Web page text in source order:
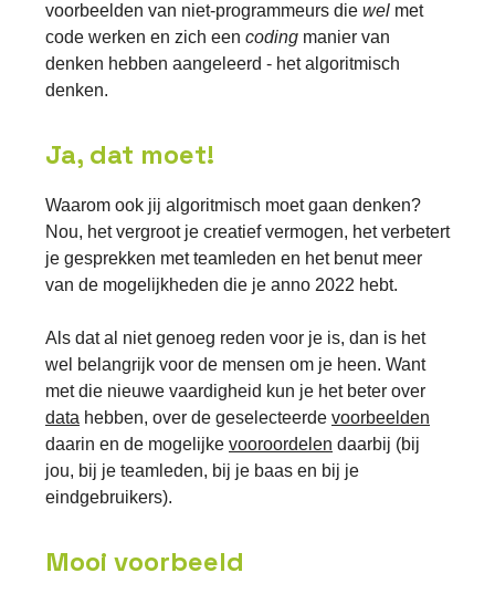
voorbeelden van niet-programmeurs die wel met
code werken en zich een coding manier van
denken hebben aangeleerd - het algoritmisch
denken.
Ja, dat moet!
Waarom ook jij algoritmisch moet gaan denken?
Nou, het vergroot je creatief vermogen, het verbetert
je gesprekken met teamleden en het benut meer
van de mogelijkheden die je anno 2022 hebt.
Als dat al niet genoeg reden voor je is, dan is het
wel belangrijk voor de mensen om je heen. Want
met die nieuwe vaardigheid kun je het beter over
data hebben, over de geselecteerde voorbeelden
daarin en de mogelijke vooroordelen daarbij (bij
jou, bij je teamleden, bij je baas en bij je
eindgebruikers).
Mooi voorbeeld